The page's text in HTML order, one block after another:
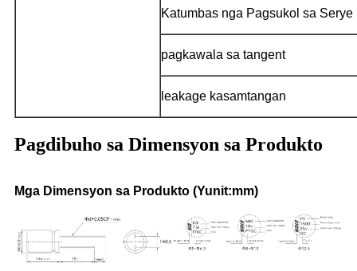
Katumbas nga Pagsukol sa Serye
pagkawala sa tangent
leakage kasamtangan
Pagdibuho sa Dimensyon sa Produkto
Mga Dimensyon sa Produkto (Yunit:mm)